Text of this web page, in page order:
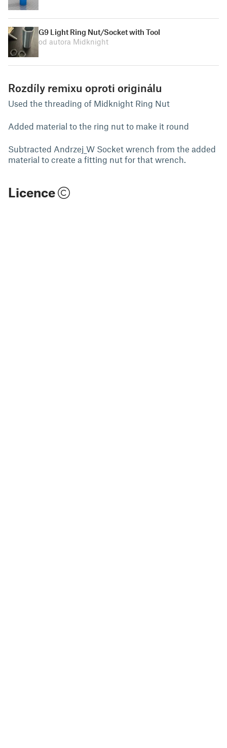
G9 Light Ring Nut/Socket with Tool
od autora Midknight
Rozdíly remixu oproti originálu
Used the threading of Midknight Ring Nut
Added material to the ring nut to make it round
Subtracted Andrzej_W Socket wrench from the added
material to create a fitting nut for that wrench.
Licence